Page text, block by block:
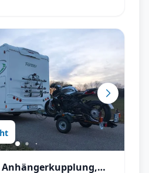
Anhängerkupplung,